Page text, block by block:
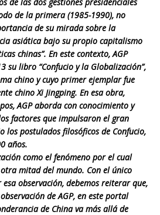
de la primera (1985-1990), no
de su mirada sobre la
asiática bajo su propio capitalismo
chinas”. En este contexto, AGP
su libro “Confucio y la Globalización”,
chino y cuyo primer ejemplar fue
chino Xi Jingping. En esa obra,
AGP aborda con conocimiento y
factores que impulsaron el gran
los postulados filosóficos de Confucio,
años.
como el fenómeno por el cual
otra mitad del mundo. Con el único
observación, debemos reiterar que,
de AGP, en este portal
de China va más allá de